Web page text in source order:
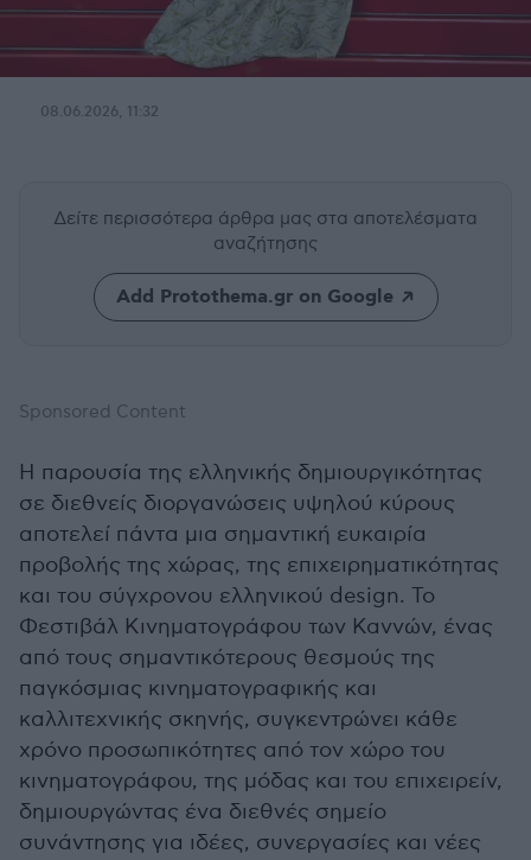
08.06.2026, 11:32
Δείτε περισσότερα άρθρα μας στα αποτελέσματα
αναζήτησης
Add Protothema.gr on Google
Sponsored Content
Η παρουσία της ελληνικής δημιουργικότητας
σε διεθνείς διοργανώσεις υψηλού κύρους
αποτελεί πάντα μια σημαντική ευκαιρία
προβολής της χώρας, της επιχειρηματικότητας
και του σύγχρονου ελληνικού design. Το
Φεστιβάλ Κινηματογράφου των Καννών, ένας
από τους σημαντικότερους θεσμούς της
παγκόσμιας κινηματογραφικής και
καλλιτεχνικής σκηνής, συγκεντρώνει κάθε
χρόνο προσωπικότητες από τον χώρο του
κινηματογράφου, της μόδας και του επιχειρείν,
δημιουργώντας ένα διεθνές σημείο
συνάντησης για ιδέες, συνεργασίες και νέες